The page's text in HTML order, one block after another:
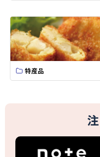
特産品